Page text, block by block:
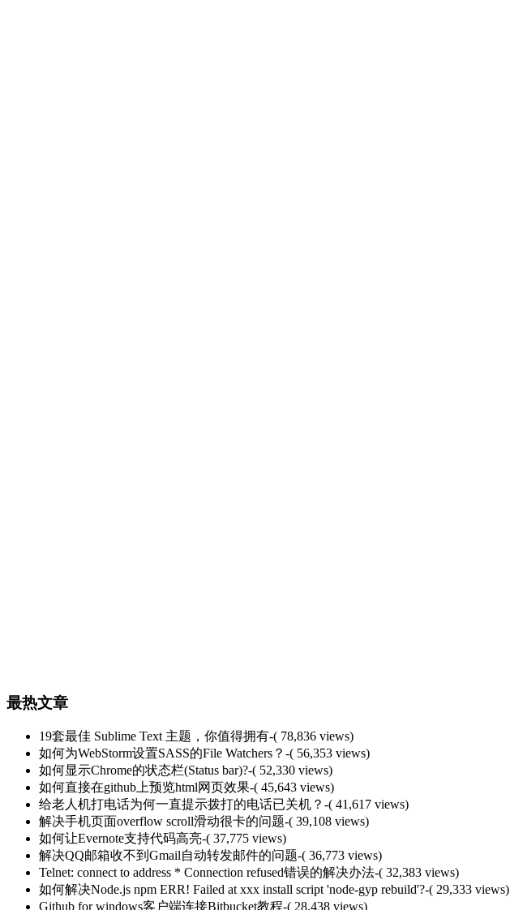
最热文章
19套最佳 Sublime Text 主题，你值得拥有-( 78,836 views)
如何为WebStorm设置SASS的File Watchers？ -( 56,353 views)
如何显示Chrome的状态栏(Status bar)?-( 52,330 views)
如何直接在github上预览html网页效果-( 45,643 views)
给老人机打电话为何一直提示拨打的电话已关机？ -( 41,617 views)
解决手机页面overflow scroll滑动很卡的问题-( 39,108 views)
如何让Evernote支持代码高亮-( 37,775 views)
解决QQ邮箱收不到Gmail自动转发邮件的问题-( 36,773 views)
Telnet: connect to address * Connection refused错误的解决办法-( 32,383 views)
如何解决Node.js npm ERR! Failed at xxx install script 'node-gyp rebuild'?-( 29,333 views)
Github for windows客户端连接Bitbucket教程-( 28,438 views)